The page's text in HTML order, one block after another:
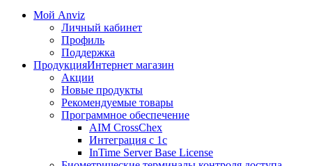
Мой Anviz
Личный кабинет
Профиль
Поддержка
ПродукцияИнтернет магазин
Акции
Новые продукты
Рекомендуемые товары
Программное обеспечение
AIM CrossChex
Интеграция с 1с
InTime Server Base License